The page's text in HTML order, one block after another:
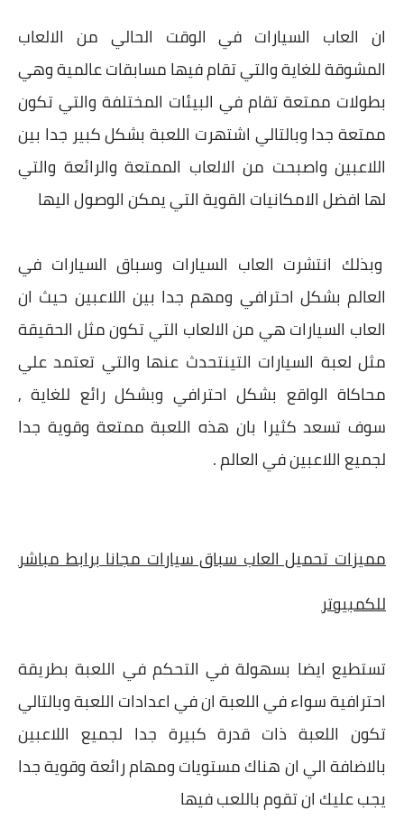
ان العاب السيارات في الوقت الحالي من الالعاب
المشوقة للغاية والتي تقام فيها مسابقات عالمية وهي
بطولات ممتعة تقام في البيئات المختلفة والتي تكون
ممتعة جدا وبالتالي اشتهرت اللعبة بشكل كبير جدا بين
اللاعبين واصبحت من الالعاب الممتعة والرائعة والتي
لها افضل الامكانيات القوية التي يمكن الوصول اليها
وبذلك انتشرت العاب السيارات وسباق السيارات في
العالم بشكل احترافي ومهم جدا بين اللاعبين حيث ان
العاب السيارات هي من الالعاب التي تكون مثل الحقيقة
مثل لعبة السيارات التينتحدث عنها والتي تعتمد علي
محاكاة الواقع بشكل احترافي وبشكل رائع للغاية ,
سوف تسعد كثيرا بان هذه اللعبة ممتعة وقوية جدا
لجميع اللاعبين في العالم .
مميزات تحميل العاب سباق سيارات مجانا برابط مباشر
للكمبيوتر
تستطيع ايضا بسهولة في التحكم في اللعبة بطريقة
احترافية سواء في اللعبة ان في اعدادات اللعبة وبالتالي
تكون اللعبة ذات قدرة كبيرة جدا لجميع اللاعبين
بالاضافة الي ان هناك مستويات ومهام رائعة وقوية جدا
يجب عليك ان تقوم باللعب فيها